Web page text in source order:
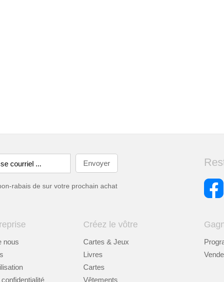
rabais de sur votre prochain achat
nous
Créez le vôtre
Cartes & Jeux
Livres
Cartes
Vêtements